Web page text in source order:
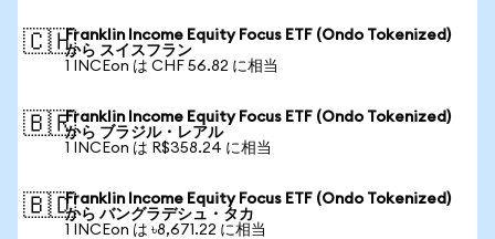
🇨🇭Franklin Income Equity Focus ETF (Ondo Tokenized)
から スイスフラン
1 INCEon は CHF 56.82 に相当
🇧🇷Franklin Income Equity Focus ETF (Ondo Tokenized)
から ブラジル・レアル
1 INCEon は R$358.24 に相当
🇧🇩Franklin Income Equity Focus ETF (Ondo Tokenized)
から バングラデシュ・タカ
1 INCEon は ৳8,671.22 に相当